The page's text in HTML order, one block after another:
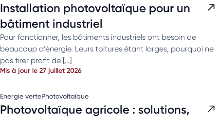
Installation photovoltaïque pour un
bâtiment industriel
Pour fonctionner, les bâtiments industriels ont besoin de
beaucoup d’énergie. Leurs toitures étant larges, pourquoi ne
pas tirer profit de […]
Mis à jour le 27 juillet 2026
Energie vertePhotovoltaïque
Photovoltaïque agricole : solutions,